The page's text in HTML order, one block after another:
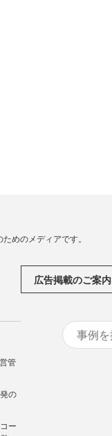
めのメディアです。
広告掲載のご案内
管
の
ー